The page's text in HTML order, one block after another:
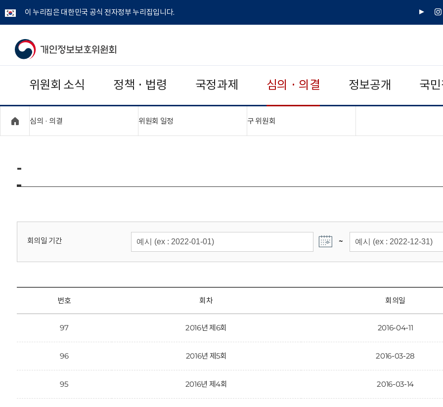
이 누리집은 대한민국 공식 전자정부 누리집입니다.
유
인
개
보
보
위
회
위원회 소식 정책 · 법령 국정과제 심의 · 의결 정보공개 국
심의 · 의결 위원회 일정 구 위원회
-
회의일 기간 ~
번호 회차 회의일
97 2016년 제6회 2016-04-11
96 2016년 제5회 2016-03-28
95 2016년 제4회 2016-03-14